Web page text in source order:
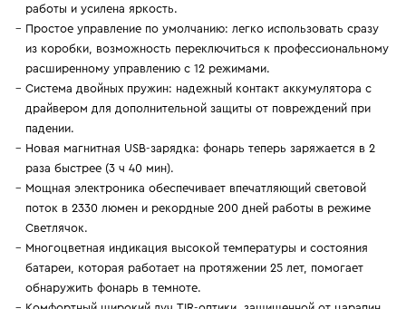
работы и усилена яркость.
Простое управление по умолчанию: легко использовать сразу
из коробки, возможность переключиться к профессиональному
расширенному управлению с 12 режимами.
Система двойных пружин: надежный контакт аккумулятора с
драйвером для дополнительной защиты от повреждений при
падении.
Новая магнитная USB-зарядка: фонарь теперь заряжается в 2
раза быстрее (3 ч 40 мин).
Мощная электроника обеспечивает впечатляющий световой
поток в 2330 люмен и рекордные 200 дней работы в режиме
Светлячок.
Многоцветная индикация высокой температуры и состояния
батареи, которая работает на протяжении 25 лет, помогает
обнаружить фонарь в темноте.